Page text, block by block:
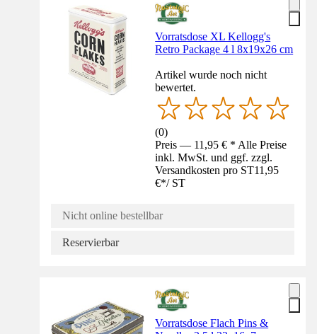
Vorratsdose XL Kellogg's
Retro Package 4 l 8x19x26 cm
Artikel wurde noch nicht
bewertet.
(0)
Preis — 11,95 € * Alle Preise
inkl. MwSt. und ggf. zzgl.
Versandkosten pro ST11,95
€*/ ST
Nicht online bestellbar
Reservierbar
Vorratsdose Flach Pins &